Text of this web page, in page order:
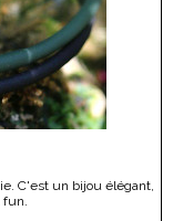
C'est un bijou élégant,
fun.